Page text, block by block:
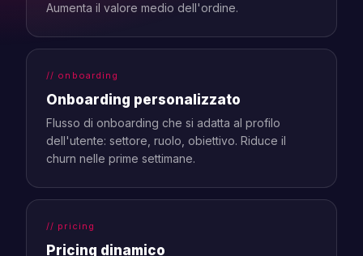
Aumenta il valore medio dell'ordine.
// onboarding
Onboarding personalizzato
Flusso di onboarding che si adatta al profilo
dell'utente: settore, ruolo, obiettivo. Riduce il
churn nelle prime settimane.
// pricing
Pricing dinamico